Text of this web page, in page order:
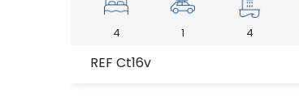
4 1 4
REF Ct16v